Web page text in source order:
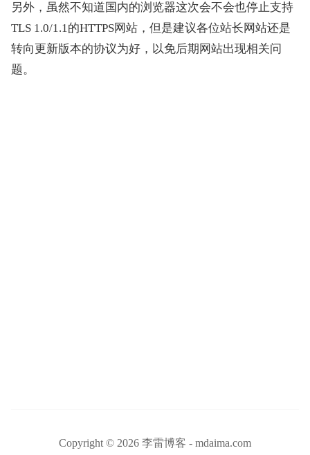
另外，虽然不知道国内的浏览器这次会不会也停止支持
TLS 1.0/1.1的HTTPS网站，但是建议各位站长网站还是
转向更新版本的协议为好，以免后期网站出现相关问
题。
Copyright © 2026 李雷博客 - mdaima.com